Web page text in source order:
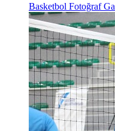
Basketbol Fotoğraf